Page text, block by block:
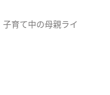
育て中の母親ライ